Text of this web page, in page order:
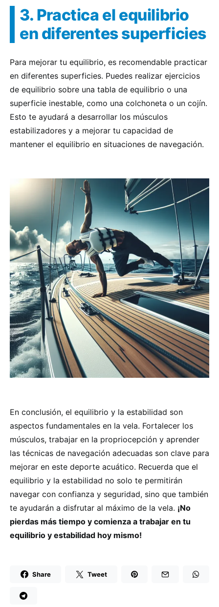
3. Practica el equilibrio
en diferentes superficies
Para mejorar tu equilibrio, es recomendable practicar
en diferentes superficies. Puedes realizar ejercicios
de equilibrio sobre una tabla de equilibrio o una
superficie inestable, como una colchoneta o un cojín.
Esto te ayudará a desarrollar los músculos
estabilizadores y a mejorar tu capacidad de
mantener el equilibrio en situaciones de navegación.
En conclusión, el equilibrio y la estabilidad son
aspectos fundamentales en la vela. Fortalecer los
músculos, trabajar en la propriocepción y aprender
las técnicas de navegación adecuadas son clave para
mejorar en este deporte acuático. Recuerda que el
equilibrio y la estabilidad no solo te permitirán
navegar con confianza y seguridad, sino que también
te ayudarán a disfrutar al máximo de la vela. ¡No
pierdas más tiempo y comienza a trabajar en tu
equilibrio y estabilidad hoy mismo!
Share Tweet